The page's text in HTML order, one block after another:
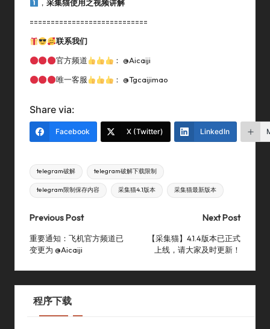
， 采集猫使用之视频讲解
============================
联系我们
官方频道
： @aicaiji
唯一客服
： @tgcaijimao
Share via:
Facebook X (Twitter) LinkedIn
Tags:
telegram破解 telegram破解下载限制
telegram限制保存内容 采集猫4.1版本 采集猫最新版本
Post
navigation
Previous Post
重要通知：飞机官方频道已
变更为 @aicaiji
Next Post
【采集猫】4.1.4版本已正式
上线，请大家及时更新！
程序下载